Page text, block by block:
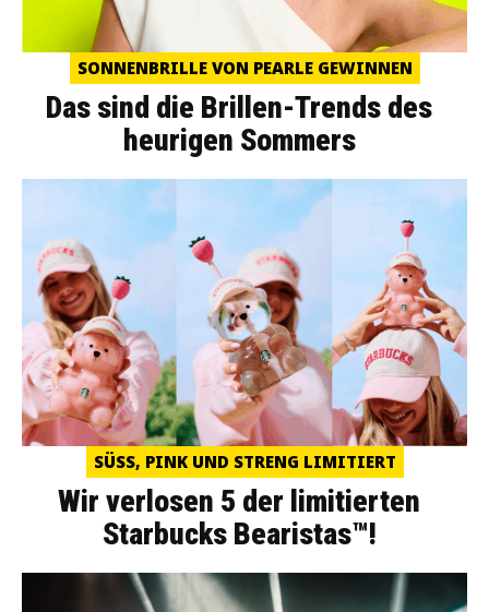
SONNENBRILLE VON PEARLE GEWINNEN
Das sind die Brillen-Trends des
heurigen Sommers
SÜSS, PINK UND STRENG LIMITIERT
Wir verlosen 5 der limitierten
Starbucks Bearistas™!